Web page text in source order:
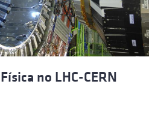
no LHC-CERN